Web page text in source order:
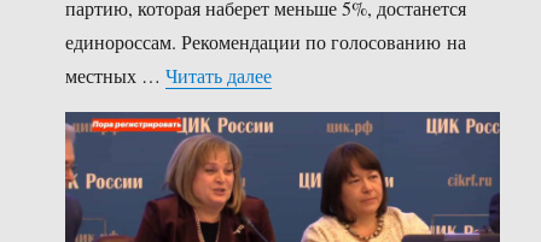
партию, которая наберет меньше 5%, достанется
единороссам. Рекомендации по голосованию на
местных …Читать далее«Кандидаты Умного